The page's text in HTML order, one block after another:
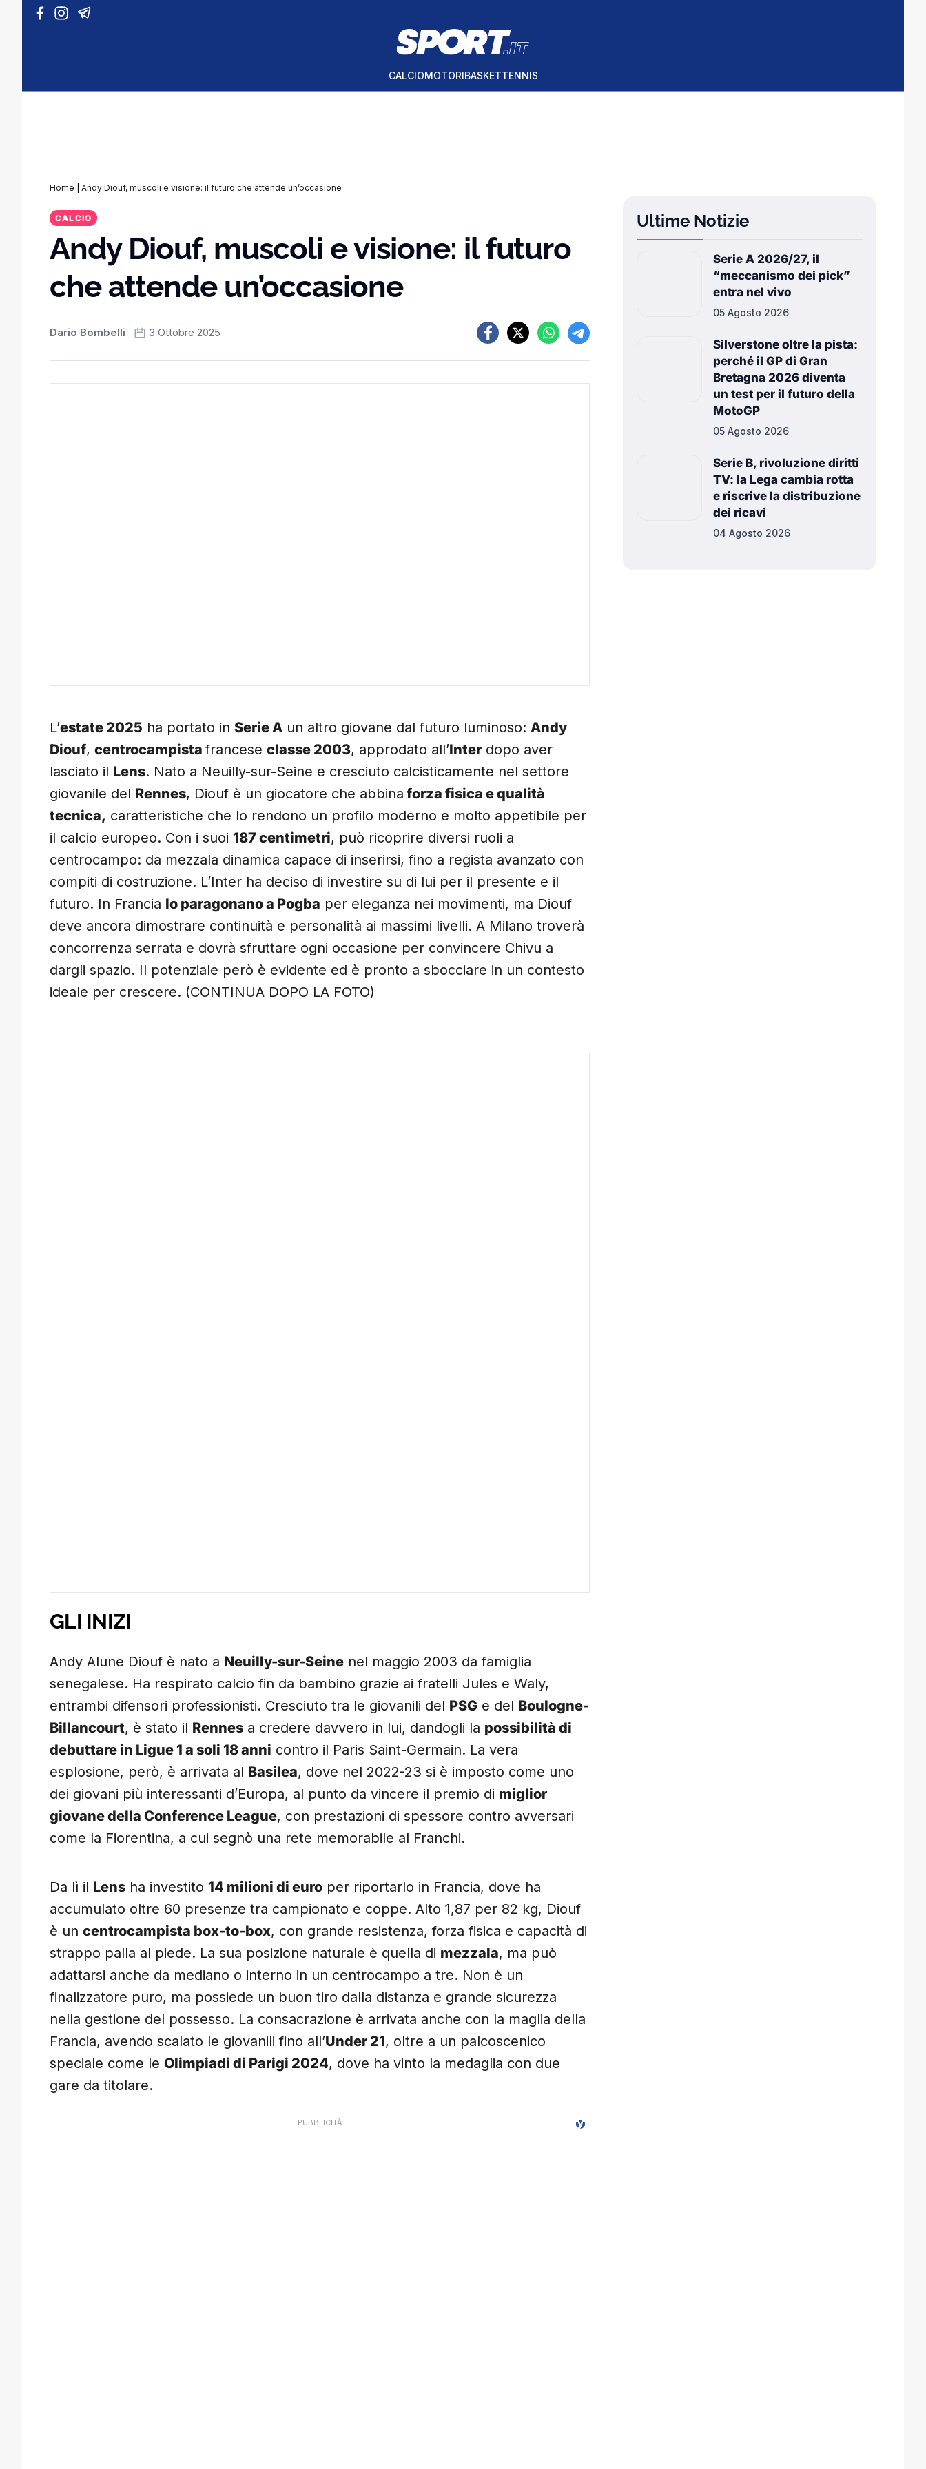
Vai al contenuto
CALCIOMOTORIBASKETTENNIS
Home Andy Diouf, muscoli e visione: il futuro che attende un’occasione
CALCIO
Andy Diouf, muscoli e visione: il futuro
che attende un’occasione
Dario Bombelli 3 Ottobre 2025
L’estate 2025 ha portato in Serie A un altro giovane dal futuro luminoso: Andy
Diouf, centrocampistafrancese classe 2003, approdato all’Inter dopo aver
lasciato il Lens. Nato a Neuilly-sur-Seine e cresciuto calcisticamente nel settore
giovanile del Rennes, Diouf è un giocatore che abbina forza fisica e qualità
tecnica, caratteristiche che lo rendono un profilo moderno e molto appetibile per
il calcio europeo. Con i suoi 187 centimetri, può ricoprire diversi ruoli a
centrocampo: da mezzala dinamica capace di inserirsi, fino a regista avanzato con
compiti di costruzione. L’Inter ha deciso di investire su di lui per il presente e il
futuro. In Francia lo paragonano a Pogba per eleganza nei movimenti, ma Diouf
deve ancora dimostrare continuità e personalità ai massimi livelli. A Milano troverà
concorrenza serrata e dovrà sfruttare ogni occasione per convincere Chivu a
dargli spazio. Il potenziale però è evidente ed è pronto a sbocciare in un contesto
ideale per crescere. (CONTINUA DOPO LA FOTO)
GLI INIZI
Andy Alune Diouf è nato a Neuilly-sur-Seine nel maggio 2003 da famiglia
senegalese. Ha respirato calcio fin da bambino grazie ai fratelli Jules e Waly,
entrambi difensori professionisti. Cresciuto tra le giovanili del PSG e del Boulogne-
Billancourt, è stato il Rennes a credere davvero in lui, dandogli la possibilità di
debuttare in Ligue 1 a soli 18 anni contro il Paris Saint-Germain. La vera
esplosione, però, è arrivata al Basilea, dove nel 2022-23 si è imposto come uno
dei giovani più interessanti d’Europa, al punto da vincere il premio di miglior
giovane della Conference League, con prestazioni di spessore contro avversari
come la Fiorentina, a cui segnò una rete memorabile al Franchi.
Da lì il Lens ha investito 14 milioni di euro per riportarlo in Francia, dove ha
accumulato oltre 60 presenze tra campionato e coppe. Alto 1,87 per 82 kg, Diouf
è un centrocampista box-to-box, con grande resistenza, forza fisica e capacità di
strappo palla al piede. La sua posizione naturale è quella di mezzala, ma può
adattarsi anche da mediano o interno in un centrocampo a tre. Non è un
finalizzatore puro, ma possiede un buon tiro dalla distanza e grande sicurezza
nella gestione del possesso. La consacrazione è arrivata anche con la maglia della
Francia, avendo scalato le giovanili fino all’Under 21, oltre a un palcoscenico
speciale come le Olimpiadi di Parigi 2024, dove ha vinto la medaglia con due
gare da titolare.
Ultime Notizie
Serie A 2026/27, il
“meccanismo dei pick”
entra nel vivo
05 Agosto 2026
Silverstone oltre la pista:
perché il GP di Gran
Bretagna 2026 diventa
un test per il futuro della
MotoGP
05 Agosto 2026
Serie B, rivoluzione diritti
TV: la Lega cambia rotta
e riscrive la distribuzione
dei ricavi
04 Agosto 2026